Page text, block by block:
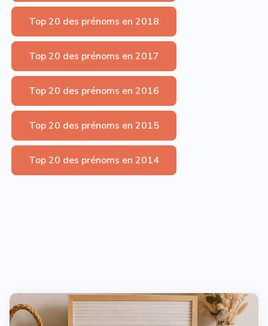
Top 20 des prénoms en 2018
Top 20 des prénoms en 2017
Top 20 des prénoms en 2016
Top 20 des prénoms en 2015
Top 20 des prénoms en 2014